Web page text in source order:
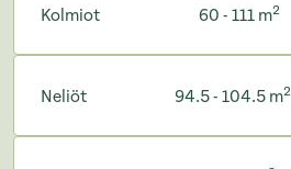
Kolmiot 60 - 111 m2
Neliöt 94.5 - 104.5 m2